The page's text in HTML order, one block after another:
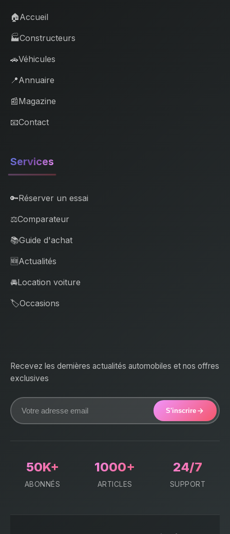
🏠Accueil
🏭Constructeurs
🚗Véhicules
📍Annuaire
📰Magazine
📧Contact
Services
🔑Réserver un essai
⚖️Comparateur
📚Guide d'achat
🆕Actualités
🚘Location voiture
🏷️Occasions
Recevez les dernières actualités automobiles et nos offres
exclusives
S'inscrire
50K+
ABONNÉS
1000+
ARTICLES
24/7
SUPPORT